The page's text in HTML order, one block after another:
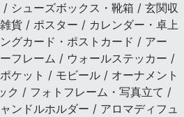
シューズボックス・靴箱 / 玄関収
貨 / ポスター / カレンダー・卓上
グカード・ポストカード / アー
フレーム / ウォールステッカー /
ケット / モビール / オーナメント
ク / フォトフレーム・写真立て /
ンドルホルダー / アロマディフュ